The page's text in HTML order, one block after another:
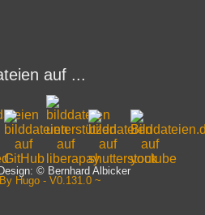
auf ...
© Bernhard Albicker
Hugo - V0.131.0 ~